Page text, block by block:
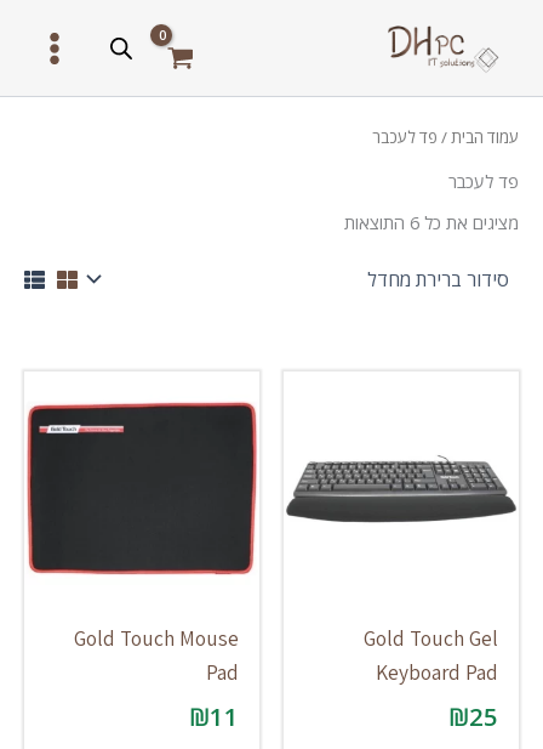
עמוד הבית/ פד לעכבר
פד לעכבר
מציגים את כל ⁦6⁩ התוצאות
Gold Touch Gel
Keyboard Pad
₪25
Gold Touch Mouse
Pad
₪11